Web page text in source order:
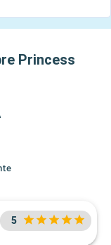
Princess
5